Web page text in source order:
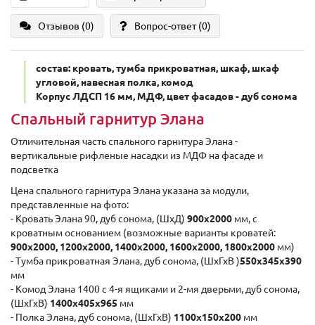
Отзывов (0) Вопрос-ответ(0)
состав: кровать, тумба прикроватная, шкаф, шкаф
угловой, навесная полка, комод
Корпус ЛДСП 16 мм, МДФ, цвет фасадов - дуб сонома
Спальный гарнитур Элана
Отличительная часть спального гарнитура Элана -
вертикальные рифленые насадки из МДФ на фасаде и
подсветка
Цена спального гарнитура Элана указана за модули,
представленные на фото:
- Кровать Элана 90, дуб сонома, (ШхД) 900х2000 мм, с
кроватным основанием (возможные варианты кроватей:
900х2000, 1200х2000, 1400х2000, 1600х2000, 1800х2000 мм)
- Тумба прикроватная Элана, дуб сонома, (ШхГхВ )550x345x390
мм
- Комод Элана 1400 c 4-я ящиками и 2-мя дверьми, дуб сонома,
(ШхГхВ) 1400x405x965 мм
- Полка Элана, дуб сонома, (ШхГхВ) 1100x150x200 мм